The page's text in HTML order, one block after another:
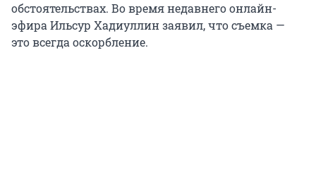
обстоятельствах. Во время недавнего онлайн-
эфира Ильсур Хадиуллин заявил, что съемка —
это всегда оскорбление.